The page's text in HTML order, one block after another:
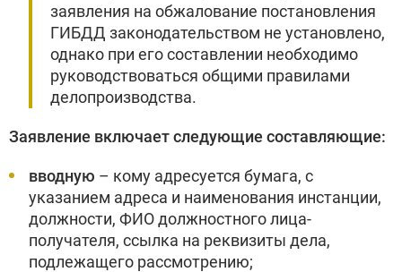
заявления на обжалование постановления
ГИБДД законодательством не установлено,
однако при его составлении необходимо
руководствоваться общими правилами
делопроизводства.
Заявление включает следующие составляющие:
вводную – кому адресуется бумага, с
указанием адреса и наименования инстанции,
должности, ФИО должностного лица-
получателя, ссылка на реквизиты дела,
подлежащего рассмотрению;